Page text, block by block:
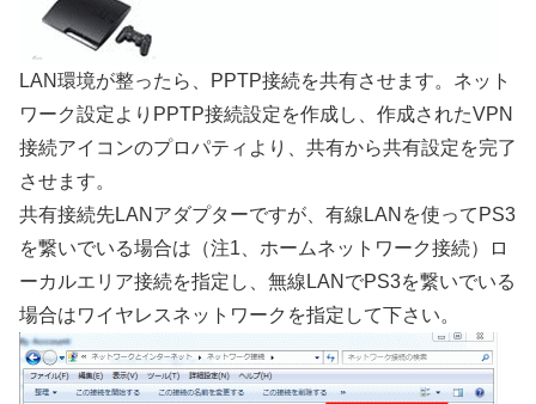
LAN環境が整ったら、PPTP接続を共有させます。ネット
ワーク設定よりPPTP接続設定を作成し、作成されたVPN
接続アイコンのプロパティより、共有から共有設定を完了
させます。
共有接続先LANアダプターですが、有線LANを使ってPS3
を繋いでいる場合は（注1、ホームネットワーク接続）ロ
ーカルエリア接続を指定し、無線LANでPS3を繋いでいる
場合はワイヤレスネットワークを指定して下さい。